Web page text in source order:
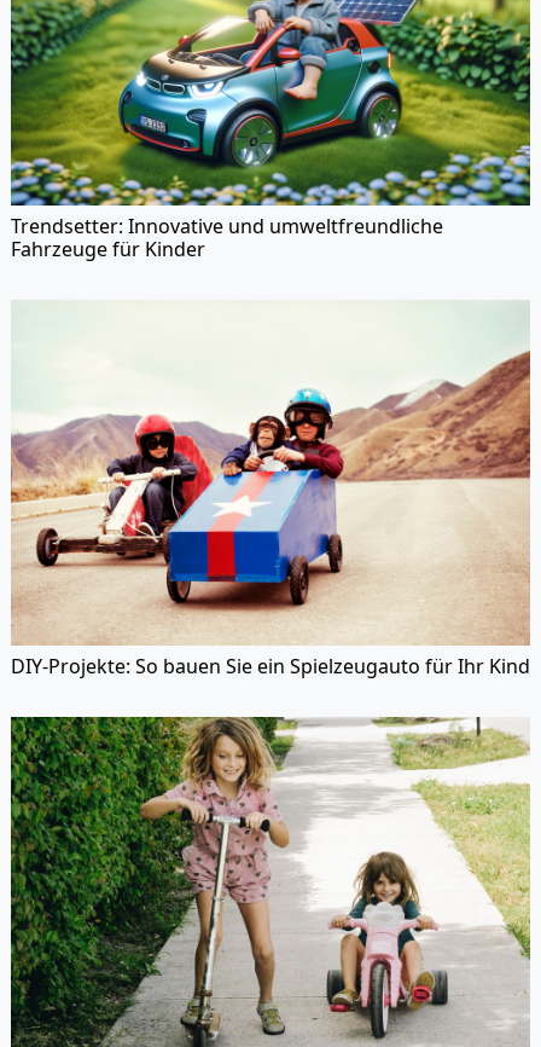
Trendsetter: Innovative und umweltfreundliche
Fahrzeuge für Kinder
DIY-Projekte: So bauen Sie ein Spielzeugauto für Ihr Kind